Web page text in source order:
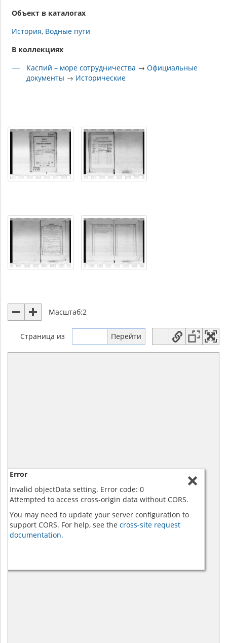
Объект в каталогах
История Водные пути
В коллекциях
Каспий – море сотрудничества →Официальные
документы → Исторические
Масштаб:2
Страница из
Error
Invalid objectData setting. Error code: 0
Attempted to access cross-origin data without CORS.
You may need to update your server configuration to
support CORS. For help, see the cross-site request
documentation.